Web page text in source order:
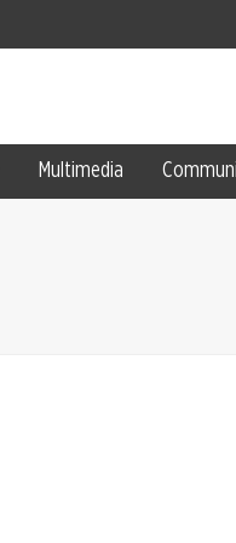
Multimedia